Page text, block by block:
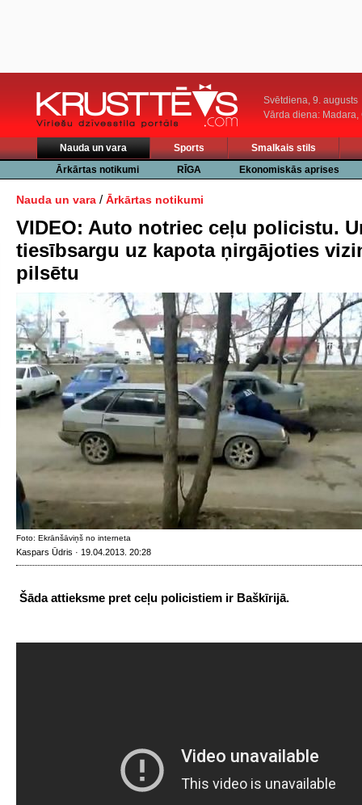
Svētdiena, 9. augusts
Vārda diena: Madara,
Nauda un vara Sports
Smalkais stils
Ārkārtas notikumi
RĪGA Ekonomiskās aprises
Nauda un vara / Ārkārtas notikumi
VIDEO: Auto notriec ceļu policistu.
tiesībsargu uz kapota ņirgājoties
pilsētu
Foto: Ekrānšāviņš no interneta
Kaspars Ūdris · 19.04.2013. 20:28
Šāda attieksme pret ceļu policistiem ir Baškīrijā.